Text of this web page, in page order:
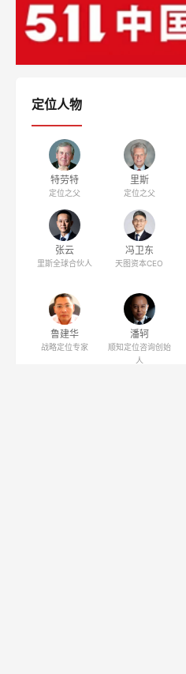
定位人物
特劳特
定位之父
里斯
定位之父
张云
里斯全球合伙人
冯卫东
天图资本CEO
鲁建华
战略定位专家
潘轲
顺知定位咨询创始
人